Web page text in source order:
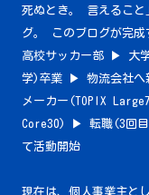
死ぬとき。 言えること
グ。 このブログが完成
高校サッカー部 ▶︎ 大
学)卒業 ▶︎ 物流会社
メーカー(TOPIX
Core30) ▶︎ 転職(3回
て活動開始
現在は、個人事業主と